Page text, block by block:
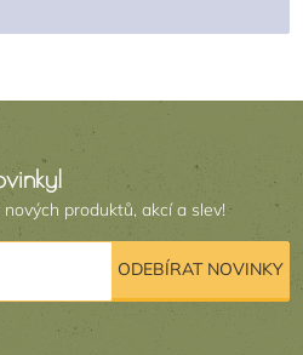
produktů, akcí a slev!
ODEBÍRAT NOVINKY